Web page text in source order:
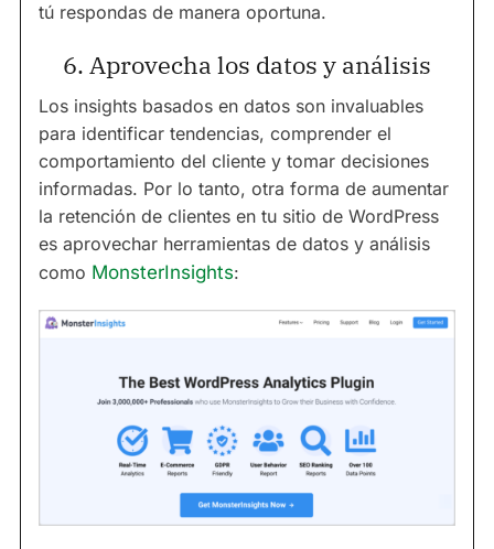
tú respondas de manera oportuna.
6. Aprovecha los datos y análisis
Los insights basados en datos son invaluables
para identificar tendencias, comprender el
comportamiento del cliente y tomar decisiones
informadas. Por lo tanto, otra forma de aumentar
la retención de clientes en tu sitio de WordPress
es aprovechar herramientas de datos y análisis
como MonsterInsights: